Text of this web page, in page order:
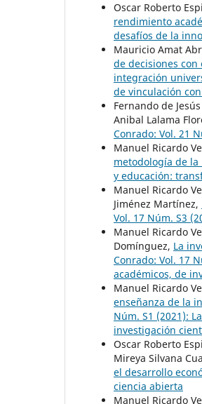
Oscar Roberto
rendimiento
desafíos de la
Mauricio Amat
de decisiones con
integración
de vinculación
Fernando de
Anibal Lalama
Conrado: Vol. 21
Manuel Ricardo
metodología de
y educación:
Manuel Ricardo
Jiménez Martínez,
Vol. 17 Núm. S3
Manuel Ricardo
Domínguez, La
Conrado: Vol. 17
académicos, de
Manuel Ricardo
enseñanza de la
Núm. S1 (2021):
investigación
Oscar Roberto
Mireya Silvana
el desarrollo
ciencia abierta
Manuel Ricardo